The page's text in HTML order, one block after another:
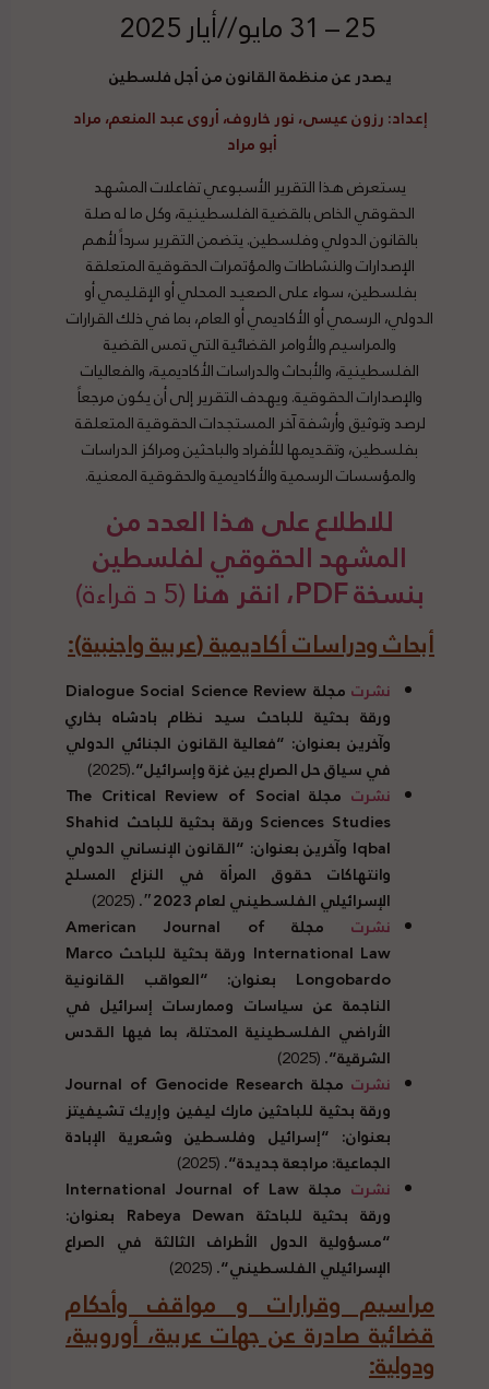
يصدر عن منظمة القانون من أجل فلسطين
إعداد: رزون عيسى، نور خاروف، أروى عبد المنعم، مراد
أبو مراد
يستعرض هذا التقرير الأسبوعي تفاعلات المشهد
الحقوقي الخاص بالقضية الفلسطينية، وكل ما له صلة
بالقانون الدولي وفلسطين. يتضمن التقرير سرداً لأهم
الإصدارات والنشاطات والمؤتمرات الحقوقية المتعلقة
بفلسطين، سواء على الصعيد المحلي أو الإقليمي أو
الدولي، الرسمي أو الأكاديمي أو العام، بما في ذلك القرارات
والمراسيم والأوامر القضائية التي تمس القضية
الفلسطينية، والأبحاث والدراسات الأكاديمية، والفعاليات
والإصدارات الحقوقية. ويهدف التقرير إلى أن يكون مرجعاً
لرصد وتوثيق وأرشفة آخر المستجدات الحقوقية المتعلقة
بفلسطين، وتقديمها للأفراد والباحثين ومراكز الدراسات
والمؤسسات الرسمية والأكاديمية والحقوقية المعنية.
للاطلاع على هذا العدد من
المشهد الحقوقي لفلسطين
بنسخة PDF، انقر هنا (5 د قراءة)
أبحاث ودراسات أكاديمية(عربية واجنبية):
نشرت
مجلة Dialogue Social Science Review
ورقة بحثية للباحث سيد نظام بادشاه بخاري
وآخرين بعنوان: “فعالية القانون الجنائي الدولي
في سياق حل الصراع بين غزة وإسرائيل“.
(2025)
نشرت
مجلة The Critical Review of Social
Sciences Studies ورقة بحثية للباحث Shahid
Iqbal وآخرين بعنوان
: “القانون الإنساني الدولي
وانتهاكات حقوق المرأة في النزاع المسلح
الإسرائيلي الفلسطيني لعام2023″.
(2025)
نشرت
مجلة American Journal of
International Law ورقة بحثية
للباحث Marco
Longobardo بعنوان
: “العواقب القانونية
الناجمة عن سياسات وممارسات إسرائيل في
الأراضي الفلسطينية المحتلة، بما فيها القدس
الشرقية“.
(2025)
نشرت
مجلة Journal of Genocide Research
ورقة بحثية للباحثين مارك ليفين وإريك تشيفيتز
بعنوان: “إسرائيل وفلسطين وشعرية الإبادة
الجماعية:مراجعة جديدة“.
(2025)
نشرت
مجلة International Journal of Law
ورقة بحثية للباحثة Rabeya Dewan بعنوان:
“مسؤولية الدول الأطراف الثالثة في الصراع
الإسرائيلي الفلسطيني“.
(2025)
مراسيم وقرارات و مواقف وأحكام
قضائية صادرة عن جهات عربية، أوروبية،
ودولية: